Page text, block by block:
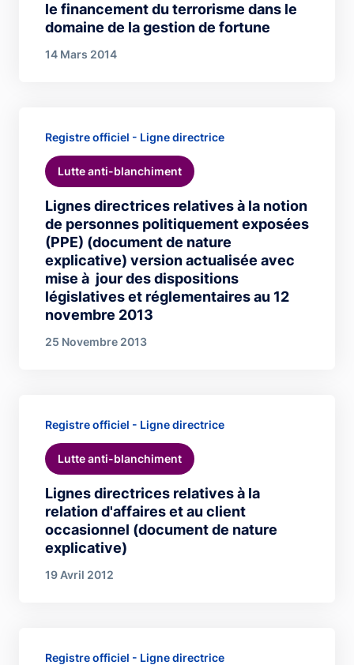
le financement du terrorisme dans le
domaine de la gestion de fortune
14 Mars 2014
Lignes directrices relatives à la notion
de personnes politiquement exposées
(PPE) (document de nature
explicative) version actualisée avec
mise à jour des dispositions
législatives et réglementaires au 12
novembre 2013
Registre officiel - Ligne directrice
Lutte anti-blanchiment
25 Novembre 2013
Lignes directrices relatives à la
relation d'affaires et au client
occasionnel (document de nature
explicative)
Registre officiel - Ligne directrice
Lutte anti-blanchiment
19 Avril 2012
Registre officiel - Ligne directrice